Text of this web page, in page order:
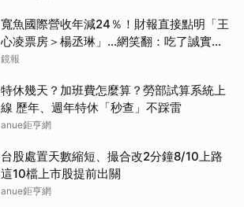
寬魚國際營收年減24％！財報直接點明「王
心凌票房＞楊丞琳」…網笑翻：吃了誠實果
實？
鏡報
特休幾天？加班費怎麼算？勞部試算系統上
線 歷年、週年特休「秒查」不踩雷
anue鉅亨網
台股處置天數縮短、撮合改2分鐘8/10上路
這10檔上市股提前出關
anue鉅亨網
取消